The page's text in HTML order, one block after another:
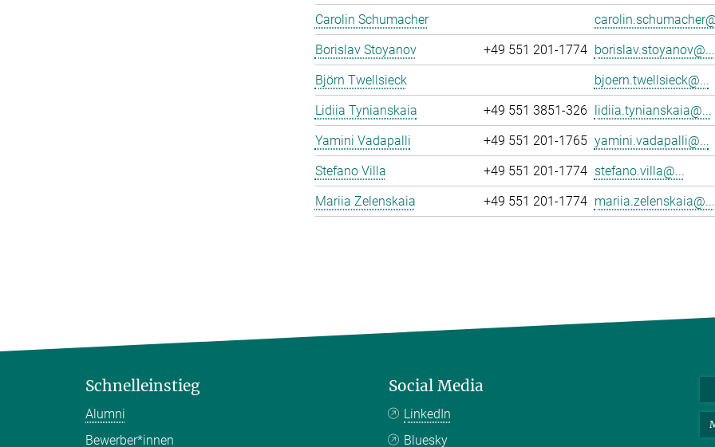
Carolin Schumacher
Borislav Stoyanov
+49 551 201-1774 borislav.stoyanov@...
Björn Twellsieck
bjoern.twellsieck@...
Lidiia Tynianskaia
+49 551 3851-326 lidiia.tynianskaia@...
Yamini Vadapalli
+49 551 201-1765 yamini.vadapalli@...
Stefano Villa
+49 551 201-1774 stefano.villa@...
Mariia Zelenskaia
+49 551 201-1774 mariia.zelenskaia@...
Schnelleinstieg
Alumni
Bewerber*innen
Social Media
LinkedIn
Bluesky